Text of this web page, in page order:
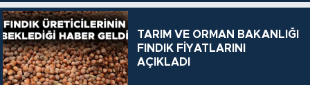
TARIM VE ORMAN BAKANLIĞI
FINDIK FİYATLARINI
AÇIKLADI